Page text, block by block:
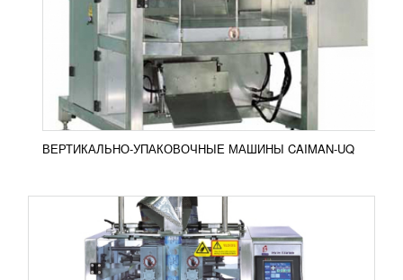
ВЕРТИКАЛЬНО-УПАКОВОЧНЫЕ МАШИНЫ CAIMAN-UQ
Вертикально-упаковочные машины с проваркой по
четырем граням CAIMAN серии F широко
используются в производстве пищевой и
непищевой продукции. С их...
ПОДРОБНЕЕ
Добавить в сравнение